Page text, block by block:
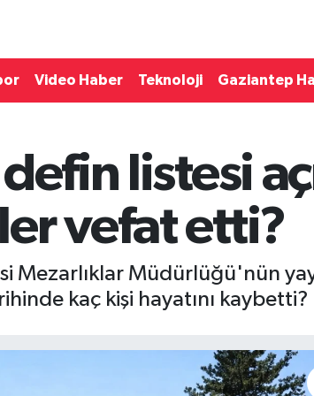
Video Haber Teknoloji Gaziantep
listesi
vefat etti?
Mezarlıklar Müdürlüğü'nün
kaç kişi hayatını kaybetti?